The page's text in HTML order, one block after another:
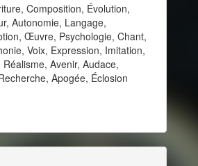
Composition, Évolution,
Autonomie, Langage,
Œuvre, Psychologie, Chant,
Voix, Expression, Imitation,
Avenir, Audace,
Apogée, Éclosion